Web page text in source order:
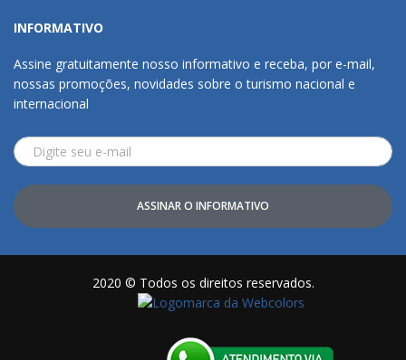
INFORMATIVO
Assine gratuitamente nosso informativo e receba, por e-mail,
nossas promoções, novidades sobre o turismo nacional e
internacional
ASSINAR O INFORMATIVO
2020 © Todos os direitos reservados.